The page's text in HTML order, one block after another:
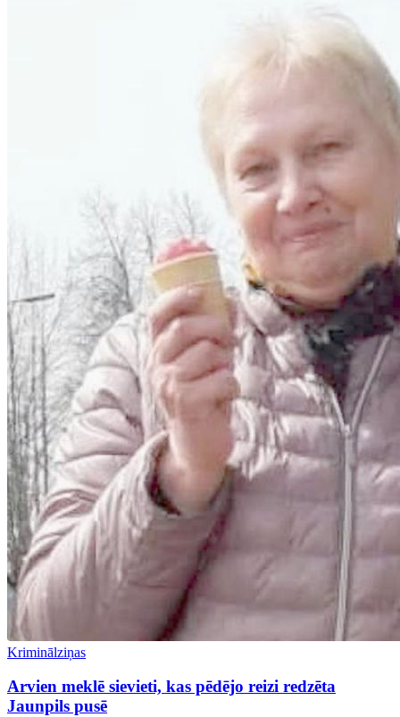
Kriminālziņas
Arvien meklē sievieti, kas pēdējo reizi redzēta
Jaunpils pusē